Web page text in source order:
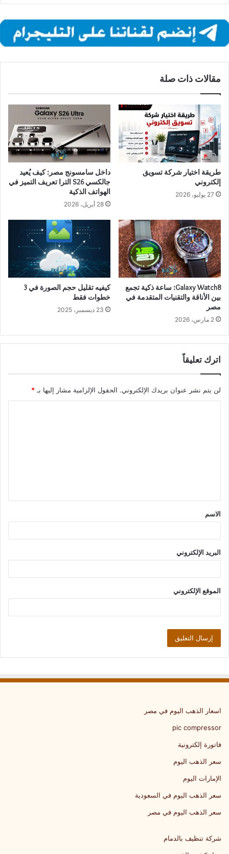
مقالات ذات صلة
طريقة اختيار شركة تسويق
إلكتروني
27 يوليو، 2026
داخل سامسونج مصر: كيف يُعيد
جالكسي S26 الترا تعريف التميز في
الهواتف الذكية
28 أبريل، 2026
Galaxy Watch8: ساعة ذكية تجمع
بين الأناقة والتقنيات المتقدمة في
مصر
2 مارس، 2026
كيفيه تقليل حجم الصورة في 3
خطوات فقط
23 ديسمبر، 2025
اترك تعليقاً
لن يتم نشر عنوان بريدك الإلكتروني. الحقول الإلزامية مشار إليها بـ *
ق
*
الاسم
البريد الإلكتروني
الموقع الإلكتروني
اسعار الذهب اليوم في مصر
pic compressor
فاتورة إلكترونية
سعر الذهب اليوم
الإمارات اليوم
سعر الذهب اليوم في السعودية
سعر الذهب اليوم في مصر
شركة تنظيف بالدمام